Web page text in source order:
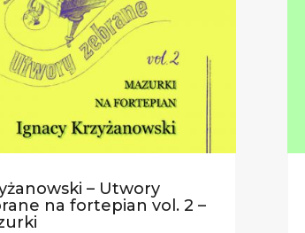
– Utwory
na fortepian vol. 2 –